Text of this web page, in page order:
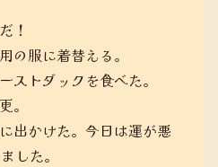
！
の服に着替える。
ストダックを食べた。
。
出かけた。今日は運が悪
した。